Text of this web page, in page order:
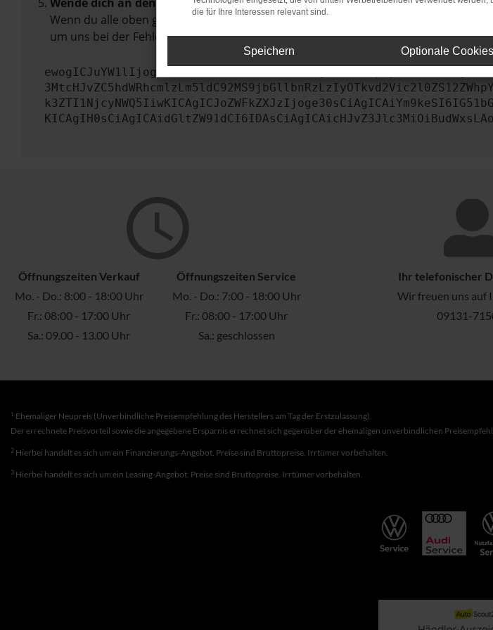
Wenn du alle oben genannten Schritte versucht hast, kontaktiere uns bitte. Wir
um uns bei der Fehlersuche zu unterstützen:
Öffnungszeiten Verkauf
Mo. - Do.: 8:00 - 18:00 Uhr
Fr.: 08:00 - 17:00 Uhr
Sa.: 09.00 - 13.00 Uhr
Öffnungszeiten Service
Mo. - Do.: 7:00 - 18:00 Uhr
Fr.: 08:00 - 17:00 Uhr
Sa.: geschlossen
Ihr telefonischer
Wir freuen uns auf
09131-
1 Ehemaliger Neupreis (Unverbindliche Preisempfehlung des Herstellers am Tag der Erstzulassung).
Der errechnete Preisvorteil sowie die angegebene Ersparnis errechnet sich gegenüber der ehemaligen unverbindlichen
2 Hierbei handelt es sich um ein Finanzierungs-Angebot. Preise sind Bruttopreise. Irrtümer vorbehalten.
3 Hierbei handelt es sich um ein Leasing-Angebot. Preise sind Bruttopreise. Irrtümer vorbehalten.
die für Ihre Interessen relevant sind.
Speichern Optionale